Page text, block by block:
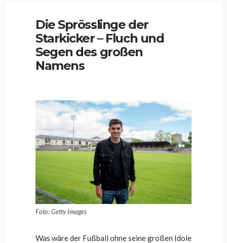
Die Sprösslinge der
Starkicker – Fluch und
Segen des großen
Namens
Foto: Getty Images
Was wäre der Fußball ohne seine großen Idole